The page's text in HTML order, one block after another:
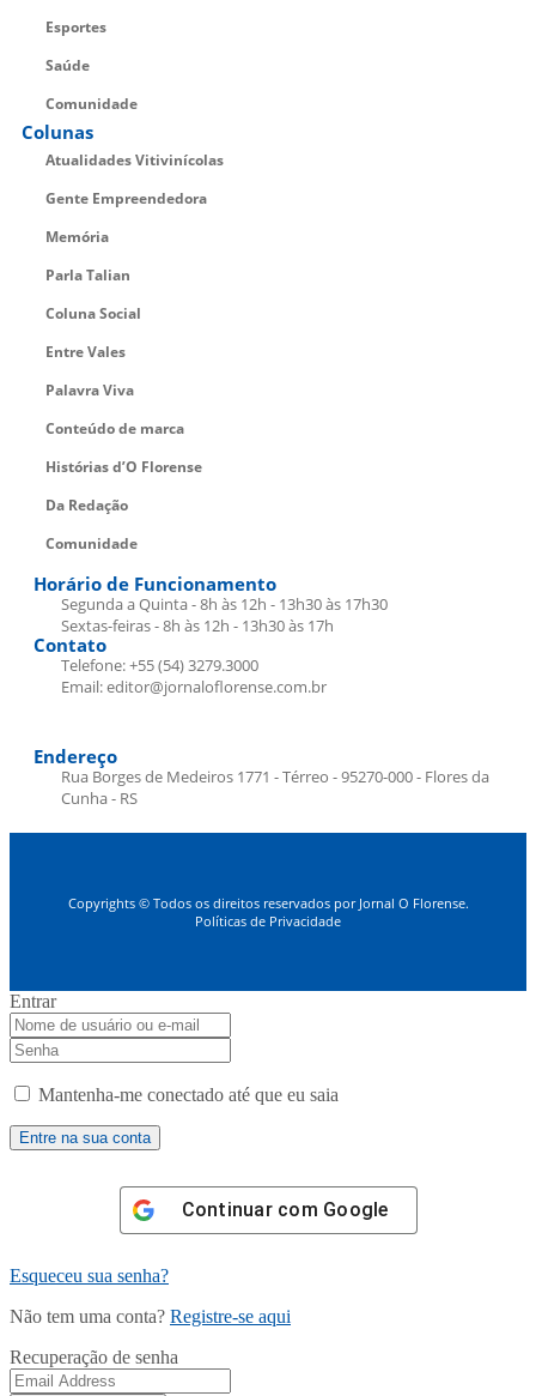
Esportes
Saúde
Comunidade
Colunas
Atualidades Vitivinícolas
Gente Empreendedora
Memória
Parla Talian
Coluna Social
Entre Vales
Palavra Viva
Conteúdo de marca
Histórias d’O Florense
Da Redação
Comunidade
Horário de Funcionamento
Segunda a Quinta - 8h às 12h - 13h30 às 17h30
Sextas-feiras - 8h às 12h - 13h30 às 17h
Contato
Telefone: +55 (54) 3279.3000
Email: editor@jornaloflorense.com.br
Endereço
Rua Borges de Medeiros 1771 - Térreo - 95270-000 - Flores da
Cunha - RS
Copyrights © Todos os direitos reservados por Jornal O Florense.
Políticas de Privacidade
Entrar
Mantenha-me conectado até que eu saia
Continuar com Google
Esqueceu sua senha?
Não tem uma conta? Registre-se aqui
Recuperação de senha